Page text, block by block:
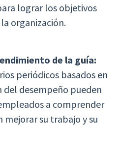
lograr los objetivos
organización.
de la guía:
periódicos basados en
del desempeño pueden
a comprender
mejorar su trabajo y su